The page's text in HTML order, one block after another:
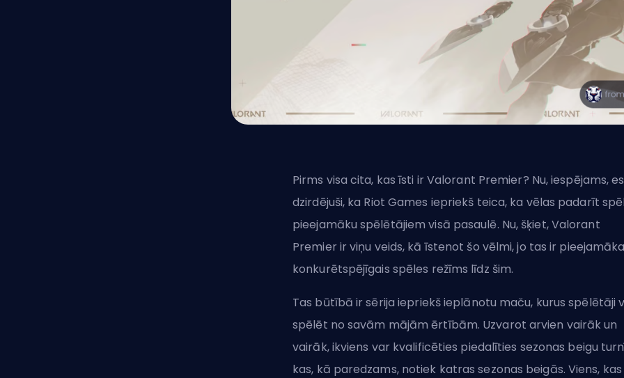
Pirms visa cita, kas īsti ir Valorant Premier? Nu, iespējams,
dzirdējuši, ka Riot Games iepriekš teica, ka vēlas padarīt
pieejamāku spēlētājiem visā pasaulē. Nu, šķiet, Valorant
Premier ir viņu veids, kā īstenot šo vēlmi, jo tas ir
konkurētspējīgais spēles režīms līdz šim.
Tas būtībā ir sērija iepriekš ieplānotu maču, kurus spēlētāji
spēlēt no savām mājām ērtībām. Uzvarot arvien vairāk un
vairāk, ikviens var kvalificēties piedalīties sezonas beigu
kas, kā paredzams, notiek katras sezonas beigās. Viens, kas